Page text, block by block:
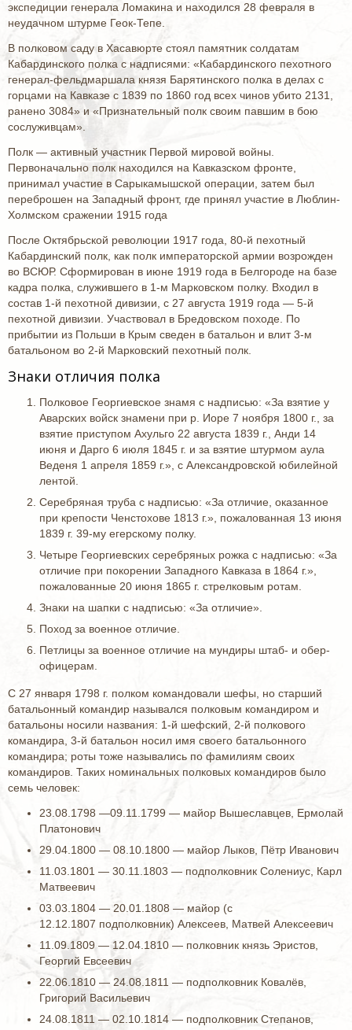
экспедиции генерала Ломакина и находился 28 февраля в
неудачном штурме Геок-Тепе.
В полковом саду в Хасавюрте стоял памятник солдатам
Кабардинского полка с надписями: «Кабардинского пехотного
генерал-фельдмаршала князя Барятинского полка в делах с
горцами на Кавказе с 1839 по 1860 год всех чинов убито 2131,
ранено 3084» и «Признательный полк своим павшим в бою
сослуживцам».
Полк — активный участник Первой мировой войны.
Первоначально полк находился на Кавказском фронте,
принимал участие в Сарыкамышской операции, затем был
переброшен на Западный фронт, где принял участие в Люблин-
Холмском сражении 1915 года
После Октябрьской революции 1917 года, 80-й пехотный
Кабардинский полк, как полк императорской армии возрожден
во ВСЮР. Сформирован в июне 1919 года в Белгороде на базе
кадра полка, служившего в 1-м Марковском полку. Входил в
состав 1-й пехотной дивизии, с 27 августа 1919 года — 5-й
пехотной дивизии. Участвовал в Бредовском походе. По
прибытии из Польши в Крым сведен в батальон и влит 3-м
батальоном во 2-й Марковский пехотный полк.
Знаки отличия полка
Полковое Георгиевское знамя с надписью: «За взятие у
Аварских войск знамени при р. Иоре 7 ноября 1800 г., за
взятие приступом Ахульго 22 августа 1839 г., Анди 14
июня и Дарго 6 июля 1845 г. и за взятие штурмом аула
Веденя 1 апреля 1859 г.», с Александровской юбилейной
лентой.
Серебряная труба с надписью: «За отличие, оказанное
при крепости Ченстохове 1813 г.», пожалованная 13 июня
1839 г. 39-му егерскому полку.
Четыре Георгиевских серебряных рожка с надписью: «За
отличие при покорении Западного Кавказа в 1864 г.»,
пожалованные 20 июня 1865 г. стрелковым ротам.
Знаки на шапки с надписью: «За отличие».
Поход за военное отличие.
Петлицы за военное отличие на мундиры штаб- и обер-
офицерам.
С 27 января 1798 г. полком командовали шефы, но старший
батальонный командир назывался полковым командиром и
батальоны носили названия: 1-й шефский, 2-й полкового
командира, 3-й батальон носил имя своего батальонного
командира; роты тоже назывались по фамилиям своих
командиров. Таких номинальных полковых командиров было
семь человек:
23.08.1798 —09.11.1799 — майор Вышеславцев, Ермолай
Платонович
29.04.1800 — 08.10.1800 — майор Лыков, Пётр Иванович
11.03.1801 — 30.11.1803 — подполковник Солениус, Карл
Матвеевич
03.03.1804 — 20.01.1808 — майор (с
12.12.1807 подполковник) Алексеев, Матвей Алексеевич
11.09.1809 — 12.04.1810 — полковник князь Эристов,
Георгий Евсеевич
22.06.1810 — 24.08.1811 — подполковник Ковалёв,
Григорий Васильевич
24.08.1811 — 02.10.1814 — подполковник Степанов,